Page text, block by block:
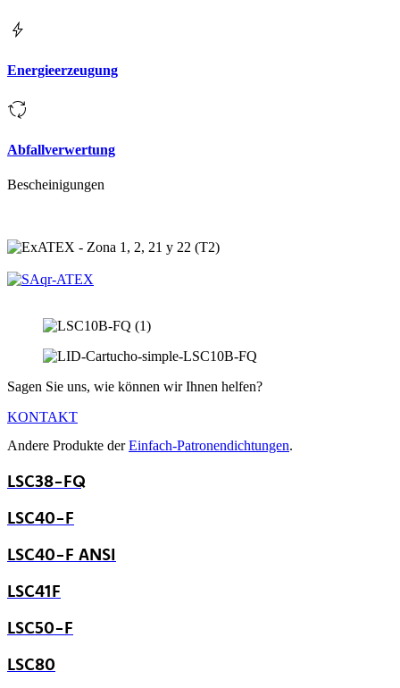
Energieerzeugung
Abfallverwertung
Bescheinigungen
Sagen Sie uns, wie können wir Ihnen helfen?
KONTAKT
Andere Produkte derEinfach-Patronendichtungen.
LSC38-FQ
LSC40-F
LSC40-F ANSI
LSC41F
LSC50-F
LSC80